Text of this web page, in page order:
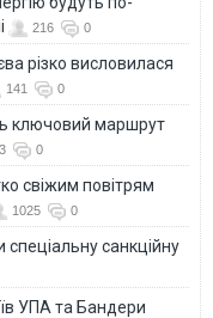
216 0
різко висловилася
141 0
ключовий маршрут
0
свіжим повітрям
1025 0
санкційну
УПА та Бандери